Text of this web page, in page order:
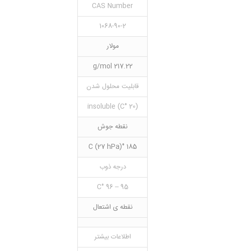
CAS Number
1068-90-2
مولار
217.22 g/mol
قابلیت محلول شدن
(20 °C) insoluble
نقطه جوش
185 °C (27 hPa)
درجه ذوب
95 – 96 °C
نقطه ی اشتعال
اطلاعات بیشتر